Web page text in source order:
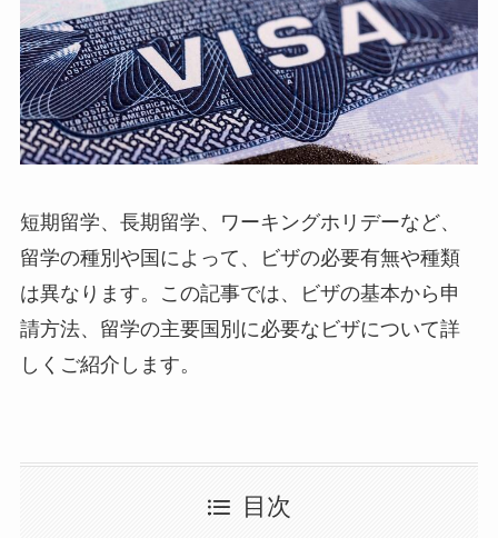
短期留学、長期留学、ワーキングホリデーなど、
留学の種別や国によって、ビザの必要有無や種類
は異なります。この記事では、ビザの基本から申
請方法、留学の主要国別に必要なビザについて詳
しくご紹介します。
目次